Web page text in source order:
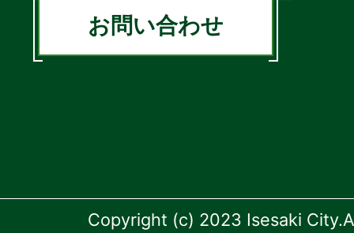
お問い合わせ
Copyright (c) 2023 Isesaki